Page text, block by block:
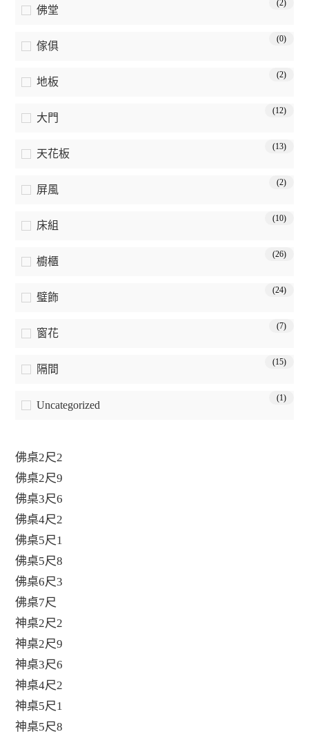
佛堂
(2)
傢俱
(0)
地板
(2)
大門
(12)
天花板
(13)
屏風
(2)
床組
(10)
櫥櫃
(26)
璧飾
(24)
窗花
(7)
隔間
(15)
Uncategorized
(1)
佛桌2尺2
佛桌2尺9
佛桌3尺6
佛桌4尺2
佛桌5尺1
佛桌5尺8
佛桌6尺3
佛桌7尺
神桌2尺2
神桌2尺9
神桌3尺6
神桌4尺2
神桌5尺1
神桌5尺8